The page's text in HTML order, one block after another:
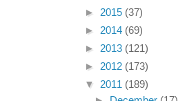
► 2015 (37)
► 2014 (69)
► 2013 (121)
► 2012 (173)
▼ 2011 (189)